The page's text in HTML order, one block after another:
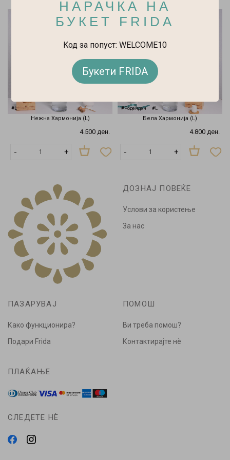
#L
Нежна Хармонија (L)
4.500 ден.
- +
#Роденден #L
Бела Хармонија (L)
4.800 ден.
- +
ДОЗНАЈ ПОВЕЌЕ
Услови за користење
За нас
ПАЗАРУВАЈ
Како функционира?
Подари Frida
ПОМОШ
Ви треба помош?
Контактирајте нè
ПЛАЌАЊЕ
СЛЕДЕТЕ НÈ
НАРАЧКА НА
БУКЕТ FRIDA
Kод за попуст: WELCOME10
Букети FRIDA